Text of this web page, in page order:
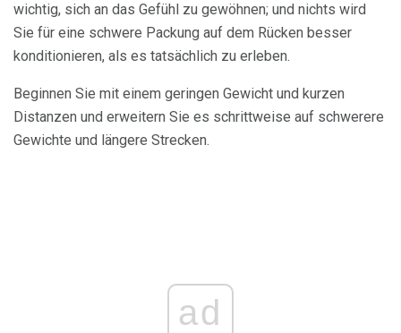
wichtig, sich an das Gefühl zu gewöhnen; und nichts wird
Sie für eine schwere Packung auf dem Rücken besser
konditionieren, als es tatsächlich zu erleben.
Beginnen Sie mit einem geringen Gewicht und kurzen
Distanzen und erweitern Sie es schrittweise auf schwerere
Gewichte und längere Strecken.
ad